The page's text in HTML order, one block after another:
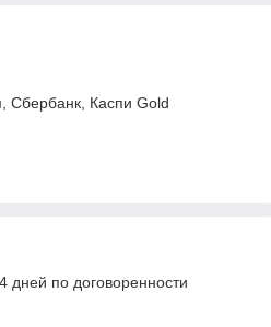
Сбербанк, Каспи Gold
дней по договоренности